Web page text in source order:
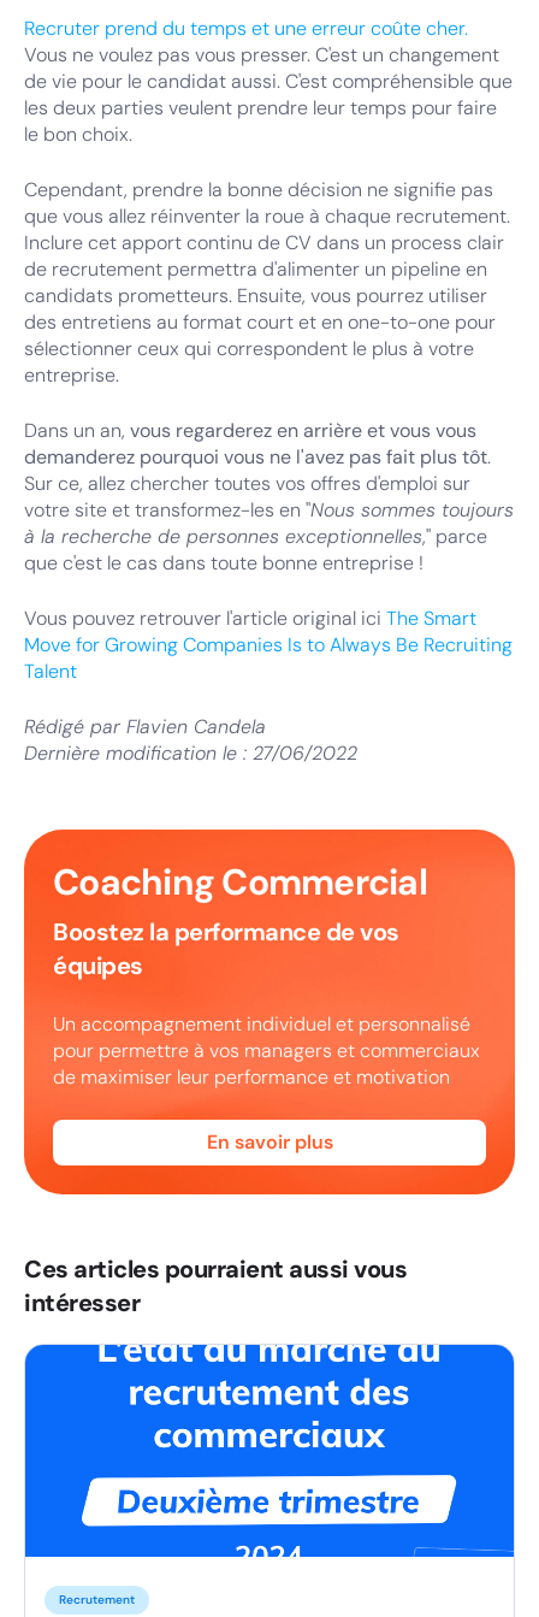
Recruter prend du temps et une erreur coûte cher.
Vous ne voulez pas vous presser. C'est un changement
de vie pour le candidat aussi. C'est compréhensible que
les deux parties veulent prendre leur temps pour faire
le bon choix.
Cependant, prendre la bonne décision ne signifie pas
que vous allez réinventer la roue à chaque recrutement.
Inclure cet apport continu de CV dans un process clair
de recrutement permettra d'alimenter un pipeline en
candidats prometteurs. Ensuite, vous pourrez utiliser
des entretiens au format court et en one-to-one pour
sélectionner ceux qui correspondent le plus à votre
entreprise.
Dans un an, vous regarderez en arrière et vous vous
demanderez pourquoi vous ne l'avez pas fait plus tôt.
Sur ce, allez chercher toutes vos offres d'emploi sur
votre site et transformez-les en "Nous sommes toujours
à la recherche de personnes exceptionnelles," parce
que c'est le cas dans toute bonne entreprise !
Vous pouvez retrouver l'article original ici The Smart
Move for Growing Companies Is to Always Be Recruiting
Talent
Rédigé par Flavien Candela
Dernière modification le : 27/06/2022
Coaching Commercial
Boostez la performance de vos
équipes
Un accompagnement individuel et personnalisé
pour permettre à vos managers et commerciaux
de maximiser leur performance et motivation
En savoir plus
Ces articles pourraient aussi vous
intéresser
Recrutement